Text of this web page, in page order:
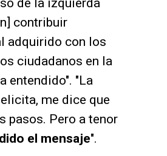
de la izquierda
contribuir
adquirido con los
ciudadanos en la
entendido". "La
me dice que
pasos. Pero a tenor
el mensaje".